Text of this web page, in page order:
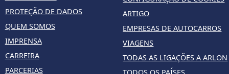
PROTEÇÃO DE DADOS
QUEM SOMOS
IMPRENSA
CARREIRA
PARCERIAS
ARTIGO
EMPRESAS DE AUTOCARROS
VIAGENS
TODAS AS LIGAÇÕES A ARLON
TODOS OS PAÍSES